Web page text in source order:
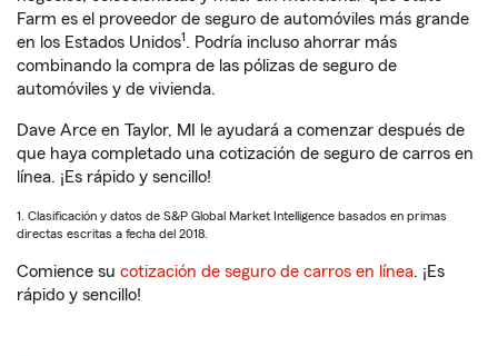
Farm es el proveedor de seguro de automóviles más grande
en los Estados Unidos1. Podría incluso ahorrar más
combinando la compra de las pólizas de seguro de
automóviles y de vivienda.
Dave Arce en Taylor, MI le ayudará a comenzar después de
que haya completado una cotización de seguro de carros en
línea. ¡Es rápido y sencillo!
1. Clasificación y datos de S&P Global Market Intelligence basados en primas
directas escritas a fecha del 2018.
Comience su cotización de seguro de carros en línea. ¡Es
rápido y sencillo!